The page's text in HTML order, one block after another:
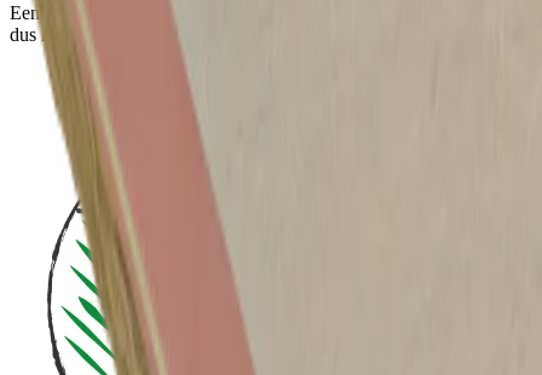
Een zeer dunne hardschuim oplossing voor slanke constructies en
dus meer ruimte.